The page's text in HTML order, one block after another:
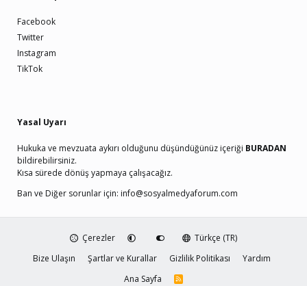
Facebook
Twitter
Instagram
TikTok
Yasal Uyarı
Hukuka ve mevzuata aykırı olduğunu düşündüğünüz içeriği BURADAN
bildirebilirsiniz.
Kısa sürede dönüş yapmaya çalışacağız.
Ban ve Diğer sorunlar için: info@sosyalmedyaforum.com
Çerezler
Türkçe (TR)
Bize Ulaşın
Şartlar ve Kurallar Gizlilik Politikası
Yardım
Ana Sayfa
R